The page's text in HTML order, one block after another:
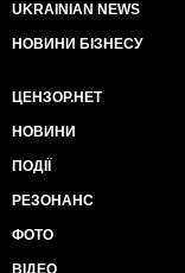
UKRAINIAN NEWS
НОВИНИ БІЗНЕСУ
ЦЕНЗОР.НЕТ
НОВИНИ
ПОДІЇ
РЕЗОНАНС
ФОТО
ВІДЕО